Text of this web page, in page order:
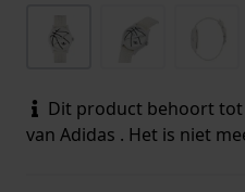
Dit product behoort
van Adidas . Het is niet